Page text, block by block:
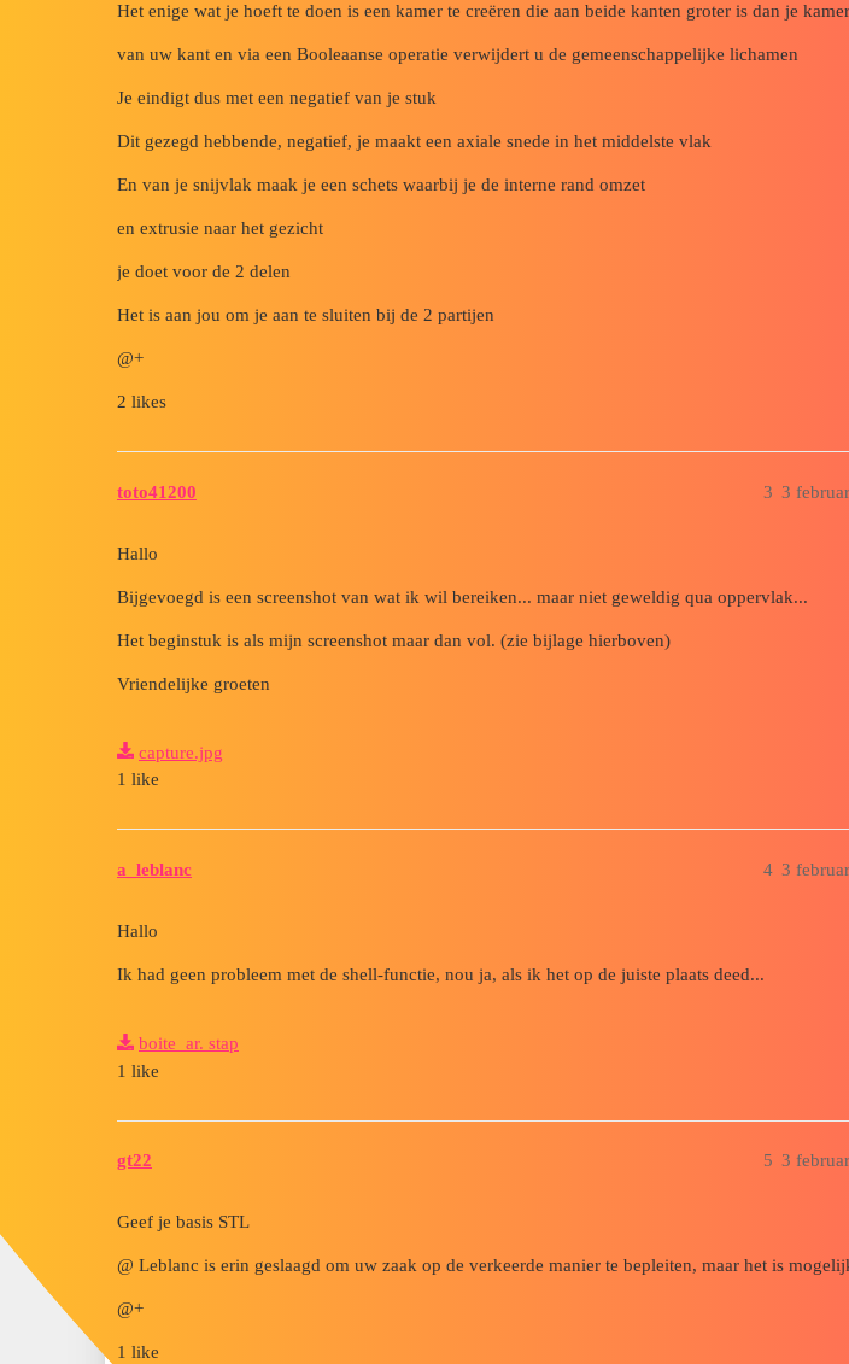
Het enige wat je hoeft te doen is een kamer te creëren die aan beide kanten groter is dan je kamer
van uw kant en via een Booleaanse operatie verwijdert u de gemeenschappelijke lichamen
Je eindigt dus met een negatief van je stuk
Dit gezegd hebbende, negatief, je maakt een axiale snede in het middelste vlak
En van je snijvlak maak je een schets waarbij je de interne rand omzet
en extrusie naar het gezicht
je doet voor de 2 delen
Het is aan jou om je aan te sluiten bij de 2 partijen
@+
2 likes
toto41200 3
3
Hallo
Bijgevoegd is een screenshot van wat ik wil bereiken... maar niet geweldig qua oppervlak...
Het beginstuk is als mijn screenshot maar dan vol. (zie bijlage hierboven)
Vriendelijke groeten
capture.jpg
1 like
a_leblanc 3
4
Hallo
Ik had geen probleem met de shell-functie, nou ja, als ik het op de juiste plaats deed...
boite_ar. stap
1 like
gt22 3
5
Geef je basis STL
@ Leblanc is erin geslaagd om uw zaak op de verkeerde manier te bepleiten, maar het is
@+
1 like